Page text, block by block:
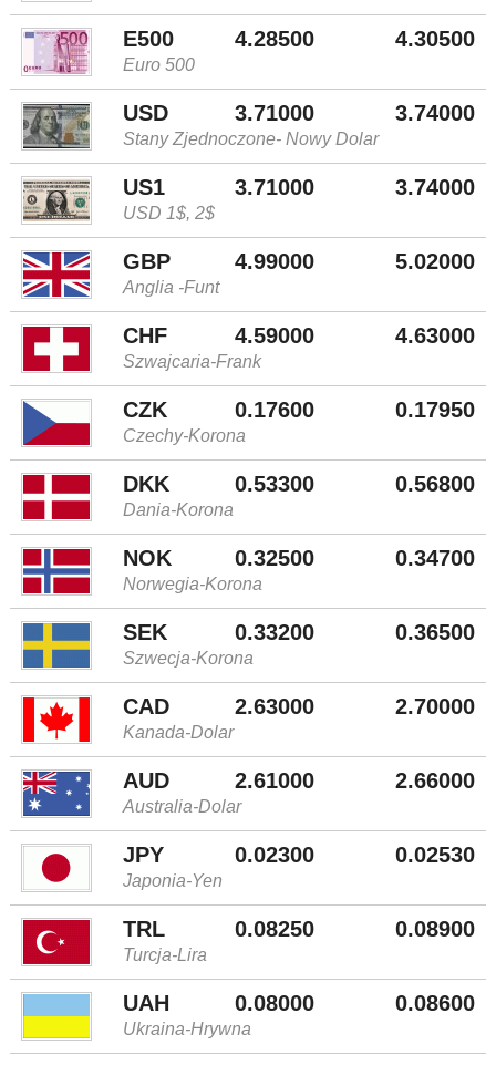
E500 4.28500 4.30500
Euro 500
USD 3.71000 3.74000
Stany Zjednoczone- Nowy Dolar
US1 3.71000 3.74000
USD 1$, 2$
GBP 4.99000 5.02000
Anglia -Funt
CHF 4.59000 4.63000
Szwajcaria-Frank
CZK 0.17600 0.17950
Czechy-Korona
DKK 0.53300 0.56800
Dania-Korona
NOK 0.32500 0.34700
Norwegia-Korona
SEK 0.33200 0.36500
Szwecja-Korona
CAD 2.63000 2.70000
Kanada-Dolar
AUD 2.61000 2.66000
Australia-Dolar
JPY 0.02300 0.02530
Japonia-Yen
TRL 0.08250 0.08900
Turcja-Lira
UAH 0.08000 0.08600
Ukraina-Hrywna